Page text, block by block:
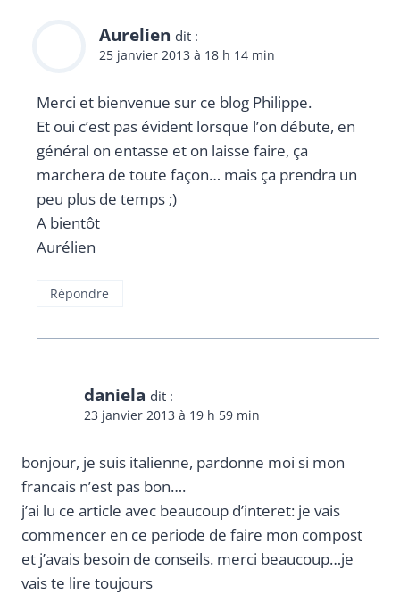
Aurelien dit :
25 janvier 2013 à 18 h 14 min
Merci et bienvenue sur ce blog Philippe.
Et oui c’est pas évident lorsque l’on débute, en
général on entasse et on laisse faire, ça
marchera de toute façon… mais ça prendra un
peu plus de temps ;)
A bientôt
Aurélien
Répondre
daniela dit :
23 janvier 2013 à 19 h 59 min
bonjour, je suis italienne, pardonne moi si mon
francais n’est pas bon….
j’ai lu ce article avec beaucoup d’interet: je vais
commencer en ce periode de faire mon compost
et j’avais besoin de conseils. merci beaucoup…je
vais te lire toujours